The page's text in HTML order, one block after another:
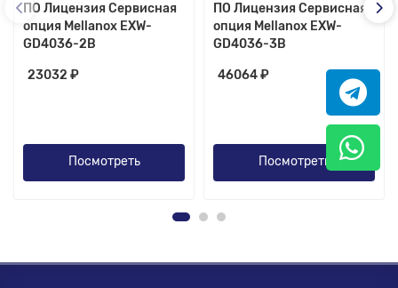
ПО Лицензия Сервисная
опция Mellanox EXW-
GD4036-2B
23032 ₽
Посмотреть
ПО Лицензия Сервисная
опция Mellanox EXW-
GD4036-3B
46064 ₽
Посмотреть